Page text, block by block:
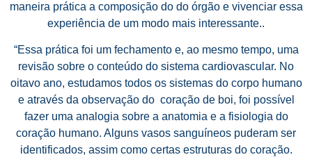
maneira prática a composição do do órgão e vivenciar essa
experiência de um modo mais interessante..
“Essa prática foi um fechamento e, ao mesmo tempo, uma
revisão sobre o conteúdo do sistema cardiovascular. No
oitavo ano, estudamos todos os sistemas do corpo humano
e através da observação do coração de boi, foi possível
fazer uma analogia sobre a anatomia e a fisiologia do
coração humano. Alguns vasos sanguíneos puderam ser
identificados, assim como certas estruturas do coração.